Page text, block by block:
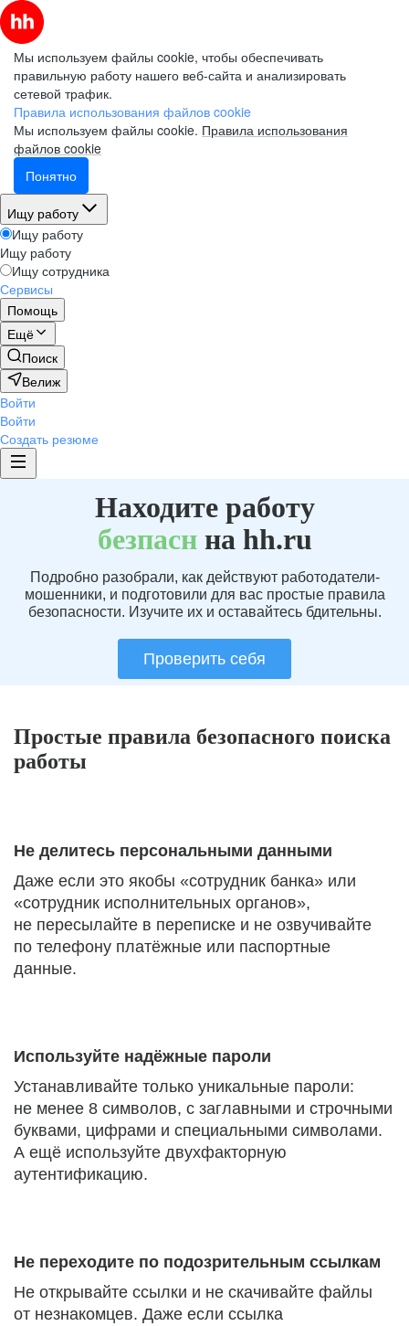
Мы используем файлы cookie, чтобы обеспечивать
правильную работу нашего веб-сайта и анализировать
сетевой трафик.
Правила использования файлов cookie
Мы используем файлы cookie. Правила использования
файлов cookie
Понятно
Ищу работу
Ищу работу
Ищу работу
Ищу сотрудника
Сервисы
Помощь
Ещё
Поиск
Велиж
Войти
Войти
Создать резюме
Находите работу
безпаснна hh.ru
Подробно разобрали, как действуют работодатели-
мошенники, и подготовили для вас простые правила
безопасности. Изучите их и оставайтесь бдительны.
Проверить себя
Простые правила безопасного поиска
работы
Не делитесь персональными данными
Даже если это якобы «сотрудник банка» или
«сотрудник исполнительных органов»,
не пересылайте в переписке и не озвучивайте
по телефону платёжные или паспортные
данные.
Используйте надёжные пароли
Устанавливайте только уникальные пароли:
не менее 8 символов, с заглавными и строчными
буквами, цифрами и специальными символами.
А ещё используйте двухфакторную
аутентификацию.
Не переходите по подозрительным ссылкам
Не открывайте ссылки и не скачивайте файлы
от незнакомцев. Даже если ссылка